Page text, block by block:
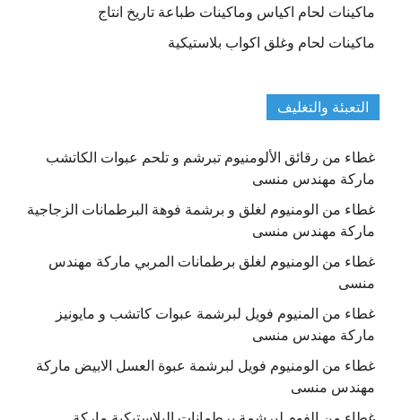
ماكينات لحام اكياس وماكينات طباعة تاريخ انتاج
ماكينات لحام وغلق اكواب بلاستيكية
التعبئة والتغليف
غطاء من رقائق الألومنيوم تبرشم و تلحم عبوات الكاتشب
ماركة مهندس منسى
غطاء من الومنيوم لغلق و برشمة فوهة البرطمانات الزجاجية
ماركة مهندس منسى
غطاء من الومنيوم لغلق برطمانات المربي ماركة مهندس
منسى
غطاء من المنيوم فويل لبرشمة عبوات كاتشب و مايونيز
ماركة مهندس منسى
غطاء من الومنيوم فويل لبرشمة عبوة العسل الابيض ماركة
مهندس منسى